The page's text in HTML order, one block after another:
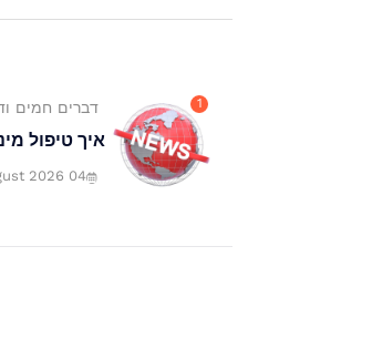
1 דברים חמים
איך טיפול
04 August 2026